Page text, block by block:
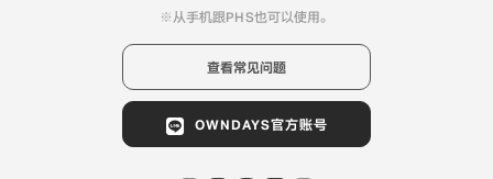
从手机跟PHS也可以使用。
查看常见问题
OWNDAYS官方账号